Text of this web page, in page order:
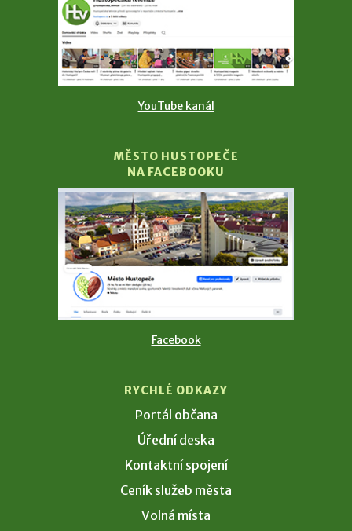
YouTube kanál
MĚSTO HUSTOPEČE
NA FACEBOOKU
Facebook
RYCHLÉ ODKAZY
Portál občana
Úřední deska
Kontaktní spojení
Ceník služeb města
Volná místa